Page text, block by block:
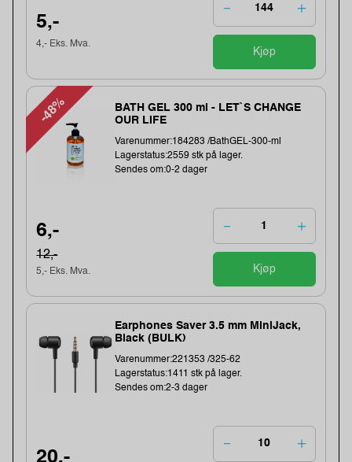
5,-
4,- Eks. Mva.
Kjøp
-48%
BATH GEL 300 ml - LET`S CHANGE
OUR LIFE
Varenummer:184283 /BathGEL-300-ml
Lagerstatus:2559 stk på lager.
Sendes om:0-2 dager
6,-
12,-
5,- Eks. Mva. Kjøp
Earphones Saver 3.5 mm MiniJack,
Black (BULK)
Varenummer:221353 /325-62
Lagerstatus:1411 stk på lager.
Sendes om:2-3 dager
20,-